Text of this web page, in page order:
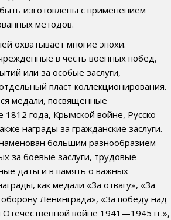
изготовлены с применением
методов.
охватывает многие эпохи.
в честь военных побед,
или за особые заслуги,
пласт коллекционирования.
медали, посвященные
1812 года, Крымской войне, Русско-
награды за гражданские заслуги.
большим разнообразием
за боевые заслуги, трудовые
даты и в память о важных
как медали «За отвагу», «За
Ленинграда», «За победу над
войне 1941—1945 гг.»,